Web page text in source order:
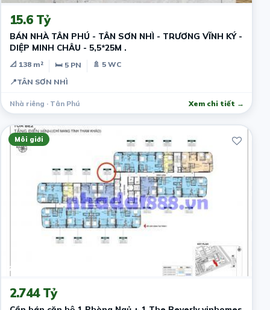
15.6 Tỷ
BÁN NHÀ TÂN PHÚ - TÂN SƠN NHÌ - TRƯƠNG VĨNH KÝ -
DIỆP MINH CHÂU - 5,5*25M .
📐 138 m² 🛏 5 PN
🚿 5 WC
📍TÂN SƠN NHÌ
Nhà riêng · Tân Phú Xem chi tiết →
Môi giới
2 năm trước
2.744 Tỷ